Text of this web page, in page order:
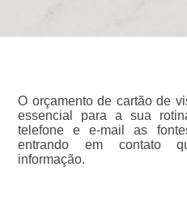
O orçamento de cartão de
essencial para a sua
telefone e e-mail as
entrando em contato
informação.